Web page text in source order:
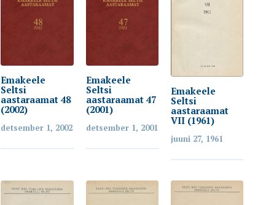
Emakeele
Seltsi
aastaraamat 48
(2002)
detsember 1, 2002
Emakeele
Seltsi
aastaraamat 47
(2001)
detsember 1, 2001
Emakeele
Seltsi
aastaraamat
VII (1961)
juuni 27, 1961